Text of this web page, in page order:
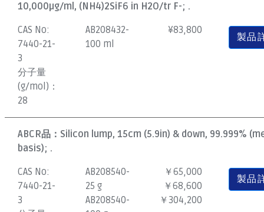
10,000µg/ml, (NH4)2SiF6 in H2O/tr F-; .
CAS No:
7440-21-
3
分子量
(g/mol)：
28
AB208432-
100 ml
¥83,800
製品
ABCR品： Silicon lump, 15cm (5.9in) & down, 99.999%
basis); .
CAS No:
7440-21-
3
AB208540-
25 g
AB208540-
￥65,000
￥68,600
￥304,200
製品